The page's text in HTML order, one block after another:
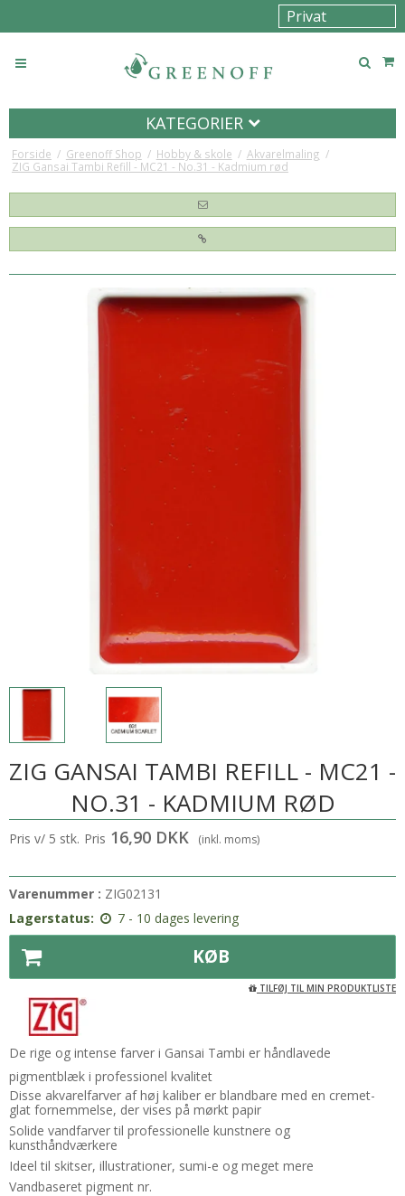
KATEGORIER
Forside / Greenoff Shop / Hobby & skole / Akvarelmaling /
ZIG Gansai Tambi Refill - MC21 - No.31 - Kadmium rød
ZIG GANSAI TAMBI REFILL - MC21 -
NO.31 - KADMIUM RØD
Pris v/ 5 stk. Pris 16,90 DKK (inkl. moms)
Varenummer : ZIG02131
Lagerstatus:
7 - 10 dages levering
KØB
TILFØJ TIL MIN PRODUKTLISTE
De rige og intense farver i Gansai Tambi er håndlavede
pigmentblæk i professionel kvalitet
Disse akvarelfarver af høj kaliber er blandbare med en cremet-
glat fornemmelse, der vises på mørkt papir
Solide vandfarver til professionelle kunstnere og
kunsthåndværkere
Ideel til skitser, illustrationer, sumi-e og meget mere
Vandbaseret pigment nr.